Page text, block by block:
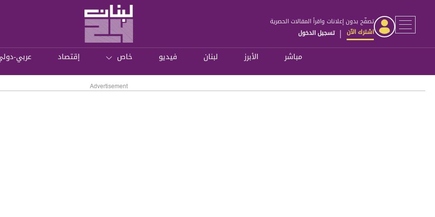
تصفّح بدون إعلانات واقرأ المقالات الحصرية
اشترك الآن | تسجيل الدخول
مباشر الأبرز لبنان فيديو خاص إقتصاد عربي-
Advertisement